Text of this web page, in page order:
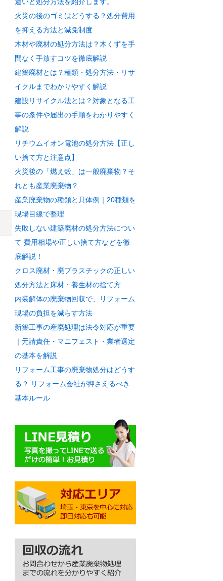
火災の後のゴミはどうする？処分費用
を抑える方法と減免制度
木材や廃材の処分方法は？木くずを手
間なく手放すコツを徹底解説
建築廃材とは？種類・処分方法・リサ
イクルまでわかりやすく解説
建設リサイクル法とは？対象となる工
事の条件や届出の手順をわかりやすく
解説
リチウムイオン電池の処分方法【正し
い捨て方と注意点】
火災後の「燃え殻」は一般廃棄物？そ
れとも産業廃棄物？
産業廃棄物の種類と具体例｜20種類を
現場目線で整理
失敗しない建築廃材の処分方法につい
て 費用相場や正しい捨て方などを徹
底解説！
クロス廃材・廃プラスチックの正しい
処分方法と床材・養生材の捨て方
内装解体の廃棄物回収で、リフォーム
現場の負担を減らす方法
新築工事の産廃処理は法令対応が重要
｜元請責任・マニフェスト・業者選定
の基本を解説
リフォーム工事の廃棄物処分はどうす
る？ リフォーム会社が押さえるべき
基本ルール